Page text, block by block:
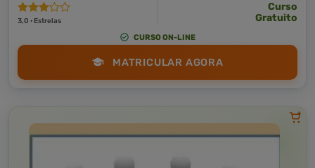
3,0 · Estrelas
Curso
Gratuito
CURSO ON-LINE
MATRICULAR AGORA